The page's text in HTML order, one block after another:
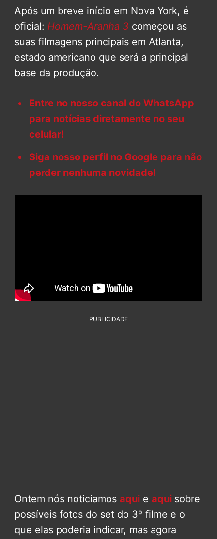
Após um breve início em Nova York, é
oficial: Homem-Aranha 3 começou as
suas filmagens principais em Atlanta,
estado americano que será a principal
base da produção.
Entre no nosso canal do WhatsApp
para notícias diretamente no seu
celular!
Siga nosso perfil no Google para não
perder nenhuma novidade!
PUBLICIDADE
Ontem nós noticiamos aqui e aqui sobre
possíveis fotos do set do 3º filme e o
que elas poderia indicar, mas agora